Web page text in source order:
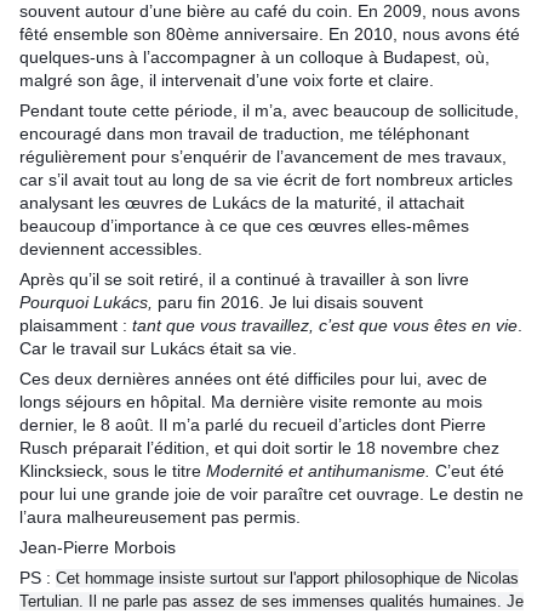
souvent autour d’une bière au café du coin. En 2009, nous avons
fêté ensemble son 80ème anniversaire. En 2010, nous avons été
quelques-uns à l’accompagner à un colloque à Budapest, où,
malgré son âge, il intervenait d’une voix forte et claire.
Pendant toute cette période, il m’a, avec beaucoup de sollicitude,
encouragé dans mon travail de traduction, me téléphonant
régulièrement pour s’enquérir de l’avancement de mes travaux,
car s’il avait tout au long de sa vie écrit de fort nombreux articles
analysant les œuvres de Lukács de la maturité, il attachait
beaucoup d’importance à ce que ces œuvres elles-mêmes
deviennent accessibles.
Pourquoi Lukács, paru fin 2016. Je lui disais souvent
plaisamment : tant que vous travaillez, c’est que vous êtes en vie
Car le travail sur Lukács était sa vie.
Ces deux dernières années ont été difficiles pour lui, avec de
longs séjours en hôpital. Ma dernière visite remonte au mois
dernier, le 8 août. Il m’a parlé du recueil d’articles dont Pierre
Rusch préparait l’édition, et qui doit sortir le 18 novembre chez
Klincksieck, sous le titre Modernité et antihumanisme. C’eut été
pour lui une grande joie de voir paraître cet ouvrage. Le destin ne
l’aura malheureusement pas permis.
Jean-Pierre Morbois
PS : Cet hommage insiste surtout sur l'apport philosophique de Nicolas
Tertulian. Il ne parle pas assez de ses immenses qualités humaines. Je